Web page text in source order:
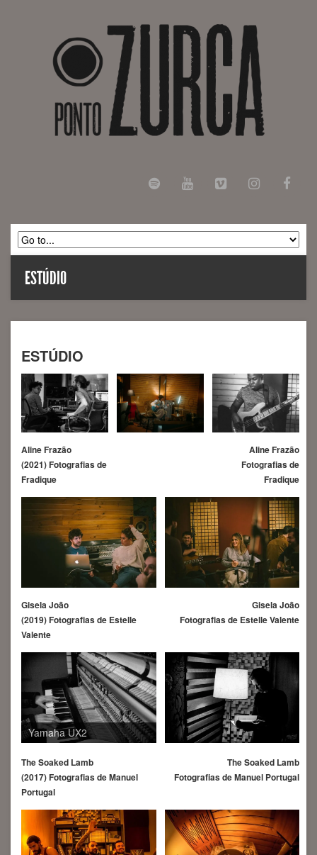
ESTÚDIO
ESTÚDIO
Aline Frazão
(2021) Fotografias de
Fradique
Aline Frazão
Fotografias de
Fradique
Gisela João
(2019) Fotografias de Estelle
Valente
Gisela João
Fotografias de Estelle Valente
Yamaha UX2
The Soaked Lamb
(2017) Fotografias de Manuel
Portugal
The Soaked Lamb
Fotografias de Manuel Portugal